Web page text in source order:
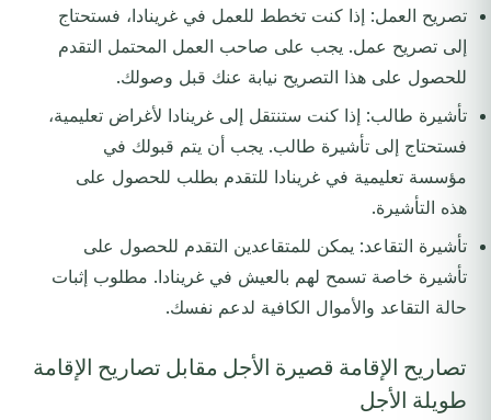
تصريح العمل: إذا كنت تخطط للعمل في غرينادا، فستحتاج
إلى تصريح عمل. يجب على صاحب العمل المحتمل التقدم
للحصول على هذا التصريح نيابة عنك قبل وصولك.
تأشيرة طالب: إذا كنت ستنتقل إلى غرينادا لأغراض تعليمية،
فستحتاج إلى تأشيرة طالب. يجب أن يتم قبولك في
مؤسسة تعليمية في غرينادا للتقدم بطلب للحصول على
هذه التأشيرة.
تأشيرة التقاعد: يمكن للمتقاعدين التقدم للحصول على
تأشيرة خاصة تسمح لهم بالعيش في غرينادا. مطلوب إثبات
حالة التقاعد والأموال الكافية لدعم نفسك.
تصاريح الإقامة قصيرة الأجل مقابل تصاريح الإقامة
طويلة الأجل